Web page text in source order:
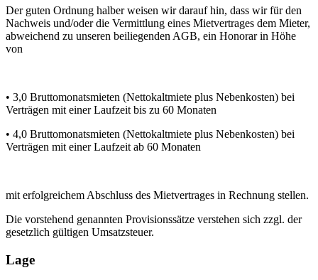
Der guten Ordnung halber weisen wir darauf hin, dass wir für den
Nachweis und/oder die Vermittlung eines Mietvertrages dem Mieter,
abweichend zu unseren beiliegenden AGB, ein Honorar in Höhe
von
• 3,0 Bruttomonatsmieten (Nettokaltmiete plus Nebenkosten) bei
Verträgen mit einer Laufzeit bis zu 60 Monaten
• 4,0 Bruttomonatsmieten (Nettokaltmiete plus Nebenkosten) bei
Verträgen mit einer Laufzeit ab 60 Monaten
mit erfolgreichem Abschluss des Mietvertrages in Rechnung stellen.
Die vorstehend genannten Provisionssätze verstehen sich zzgl. der
gesetzlich gültigen Umsatzsteuer.
Lage